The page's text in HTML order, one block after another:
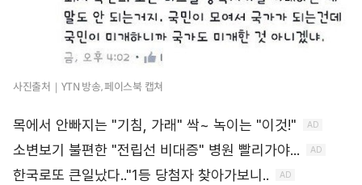
사진출처｜YTN 방송, 페이스북 캡쳐